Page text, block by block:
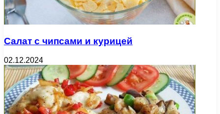
Салат с чипсами и курицей
02.12.2024